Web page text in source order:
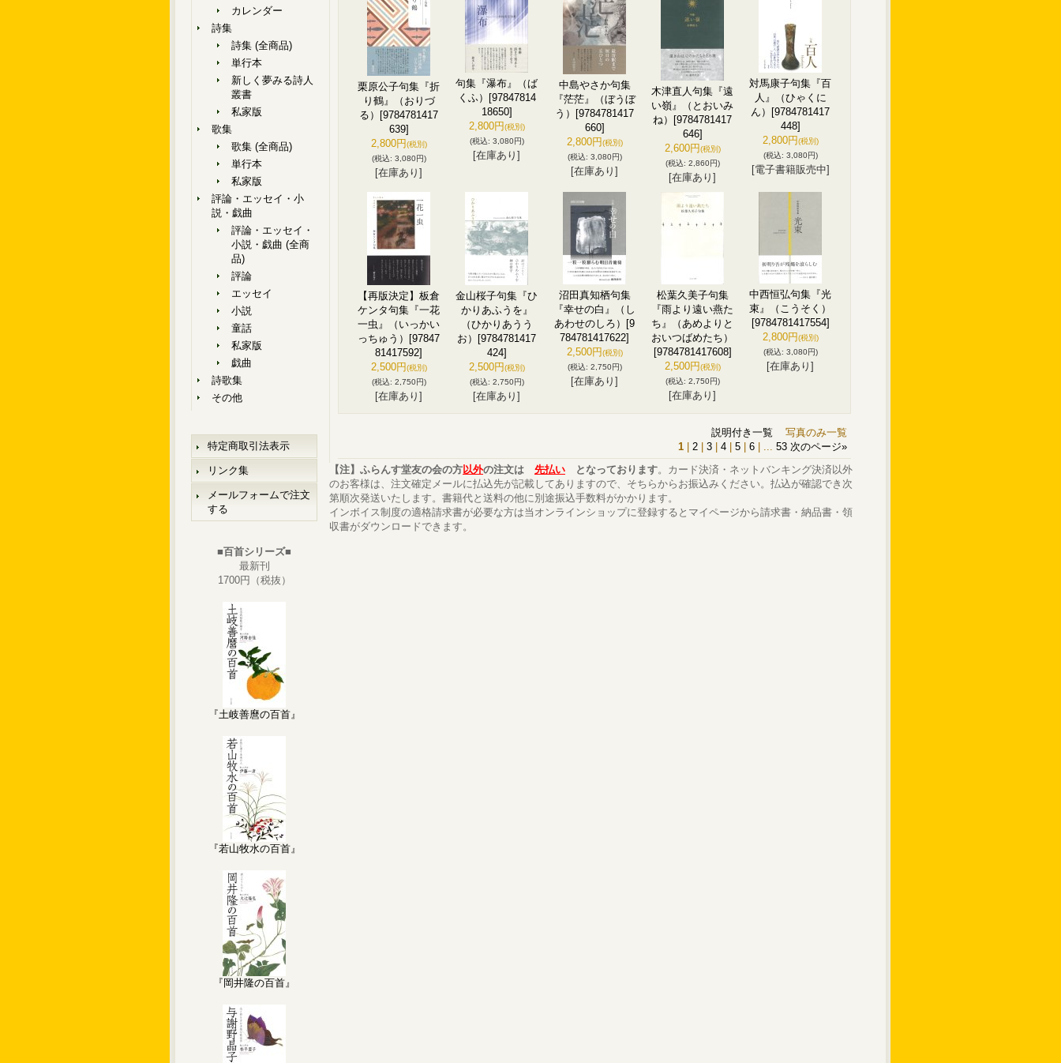
カレンダー
詩集
詩集 (全商品)
単行本
新しく夢みる詩人
叢書
私家版
歌集
歌集 (全商品)
単行本
私家版
評論・エッセイ・小
説・戯曲
評論・エッセイ・
小説・戯曲 (全商
品)
評論
エッセイ
小説
童話
私家版
戯曲
詩歌集
その他
特定商取引法表示
リンク集
メールフォームで注文
する
■百首シリーズ■
最新刊
1700円（税抜）
『土岐善麿の百首』
『若山牧水の百首』
『岡井隆の百首』
栗原公子句集『折
り鶴』（おりづ
る）
[9784781417
639]
2,800円(税別)
(税込: 3,080円)
[在庫あり]
句集『瀑布』（ば
くふ）
[97847814
18650]
2,800円(税別)
(税込: 3,080円)
[在庫あり]
中島やさか句集
『茫茫』（ぼうぼ
う）
[9784781417
660]
2,800円(税別)
(税込: 3,080円)
[在庫あり]
木津直人句集『遠
い嶺』（とおいみ
ね）
[9784781417
646]
2,600円(税別)
(税込: 2,860円)
[在庫あり]
対馬康子句集『百
人』（ひゃくに
ん）
[9784781417
448]
2,800円(税別)
(税込: 3,080円)
[電子書籍販売中]
【再版決定】板倉
ケンタ句集『一花
一虫』（いっかい
っちゅう）
[97847
81417592]
2,500円(税別)
(税込: 2,750円)
[在庫あり]
金山桜子句集『ひ
かりあふうを』
（ひかりあうう
お）
[9784781417
424]
2,500円(税別)
(税込: 2,750円)
[在庫あり]
沼田真知栖句集
『幸せの白』（し
あわせのしろ）
[9
784781417622]
2,500円(税別)
(税込: 2,750円)
[在庫あり]
松葉久美子句集
『雨より遠い燕た
ち』（あめよりと
おいつばめたち）
[9784781417608]
2,500円(税別)
(税込: 2,750円)
[在庫あり]
中西恒弘句集『光
束』（こうそく）
[9784781417554]
2,800円(税別)
(税込: 3,080円)
[在庫あり]
説明付き一覧 写真のみ一覧
1
2 3 4 5 6 ... 53 次のページ»
【注】ふらんす堂友の会の方以外の注文は 先払い となっております。カード決済・ネットバンキング決済以外
のお客様は、注文確定メールに払込先が記載してありますので、そちらからお振込みください。払込が確認でき次
第順次発送いたします。書籍代と送料の他に別途振込手数料がかかります。
インボイス制度の適格請求書が必要な方は当オンラインショップに登録するとマイページから請求書・納品書・領
収書がダウンロードできます。